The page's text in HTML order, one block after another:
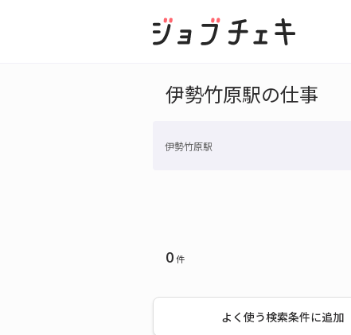
伊勢竹原駅の仕事
伊勢竹原駅
0件
よく使う検索条件に追加